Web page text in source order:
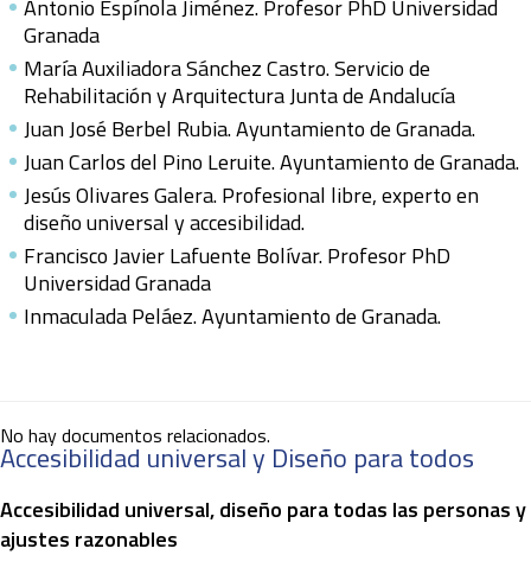
Antonio Espínola Jiménez. Profesor PhD Universidad
Granada
María Auxiliadora Sánchez Castro. Servicio de
Rehabilitación y Arquitectura Junta de Andalucía
Juan José Berbel Rubia. Ayuntamiento de Granada.
Juan Carlos del Pino Leruite. Ayuntamiento de Granada.
Jesús Olivares Galera. Profesional libre, experto en
diseño universal y accesibilidad.
Francisco Javier Lafuente Bolívar. Profesor PhD
Universidad Granada
Inmaculada Peláez. Ayuntamiento de Granada.
No hay documentos relacionados.
Accesibilidad universal y Diseño para todos
Accesibilidad universal, diseño para todas las personas y
ajustes razonables